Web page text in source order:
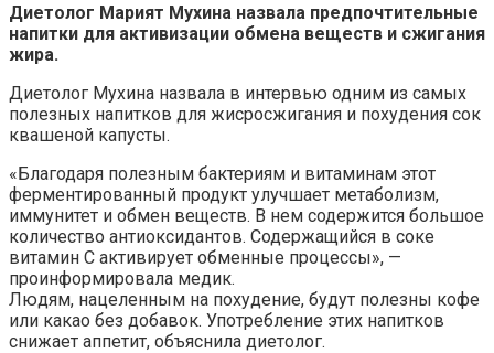
Диетолог Марият Мухина назвала предпочтительные
напитки для активизации обмена веществ и сжигания
жира.
Диетолог Мухина назвала в интервью одним из самых
полезных напитков для жисросжигания и похудения сок
квашеной капусты.
«Благодаря полезным бактериям и витаминам этот
ферментированный продукт улучшает метаболизм,
иммунитет и обмен веществ. В нем содержится большое
количество антиоксидантов. Содержащийся в соке
витамин С активирует обменные процессы», —
проинформировала медик.
Людям, нацеленным на похудение, будут полезны кофе
или какао без добавок. Употребление этих напитков
снижает аппетит, объяснила диетолог.